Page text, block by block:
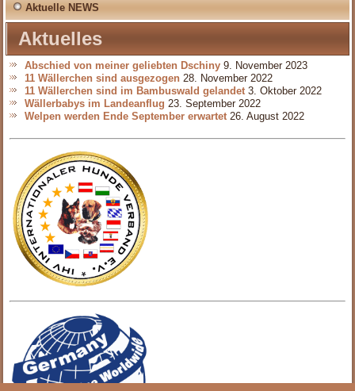
Aktuelle NEWS
Aktuelles
Abschied von meiner geliebten Dschiny 9. November 2023
11 Wällerchen sind ausgezogen 28. November 2022
11 Wällerchen sind im Bambuswald gelandet 3. Oktober 2022
Wällerbabys im Landeanflug 23. September 2022
Welpen werden Ende September erwartet 26. August 2022